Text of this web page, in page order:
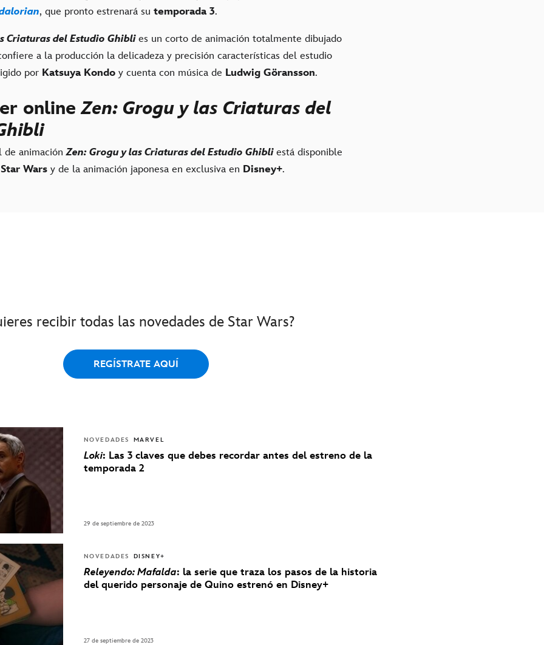
, que pronto estrenará su temporada 3.
Criaturas del Estudio Ghibli es un corto de animación totalmente dibujado
a la producción la delicadeza y precisión características del estudio
por Katsuya Kondo y cuenta con música de Ludwig Göransson.
onlineZen: Grogu y las Criaturas del
de animaciónZen: Grogu y las Criaturas del Estudio Ghibli está disponible
Star Wars y de la animación japonesa en exclusiva en Disney+.
recibir todas las novedades de Star Wars?
REGÍSTRATE AQUÍ
NOVEDADES MARVEL
Loki: Las 3 claves que debes recordar antes del estreno de la
temporada 2
29 de septiembre de 2023
NOVEDADES DISNEY+
Releyendo: Mafalda: la serie que traza los pasos de la historia
del querido personaje de Quino estrenó en Disney+
27 de septiembre de 2023